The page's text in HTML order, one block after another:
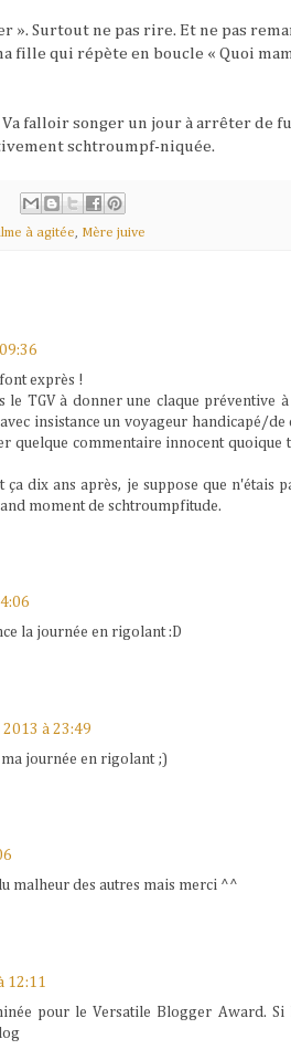
». Surtout ne pas rire. Et ne pas
fille qui répète en boucle « Quoi
falloir songer un jour à arrêter de
schtroumpf-niquée.
à agitée, Mère juive
exprès !
le TGV à donner une claque préventive
insistance un voyageur handicapé/
quelque commentaire innocent quoique
dix ans après, je suppose que n'étais
moment de schtroumpfitude.
la journée en rigolant :D
à 23:49
journée en rigolant ;)
malheur des autres mais merci ^^
12:11
pour le Versatile Blogger Award.